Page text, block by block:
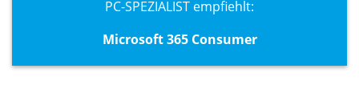
PC-SPEZIALIST empfiehlt:
Microsoft 365 Consumer